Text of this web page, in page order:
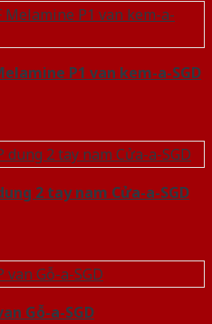
P1 van kem-a-SGD
2 tay nam Cửa-a-SGD
Gỗ-a-SGD